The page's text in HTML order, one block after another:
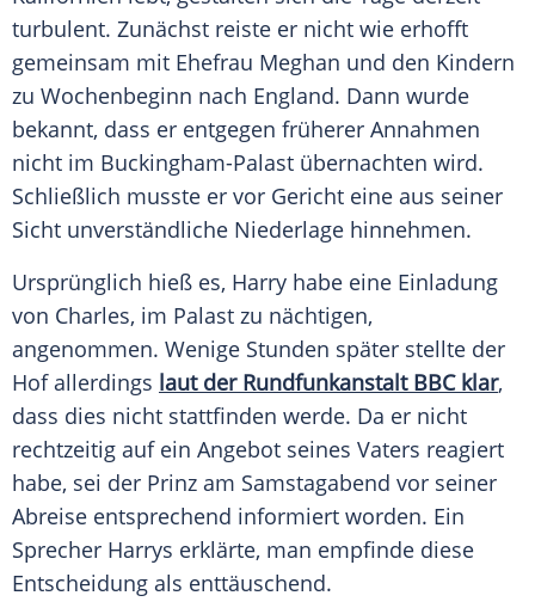
turbulent. Zunächst reiste er nicht wie erhofft
gemeinsam mit Ehefrau Meghan und den Kindern
zu Wochenbeginn nach England. Dann wurde
bekannt, dass er entgegen früherer Annahmen
nicht im Buckingham-Palast übernachten wird.
Schließlich musste er vor Gericht eine aus seiner
Sicht unverständliche Niederlage hinnehmen.
Ursprünglich hieß es, Harry habe eine Einladung
von Charles, im Palast zu nächtigen,
angenommen. Wenige Stunden später stellte der
Hof allerdings laut der Rundfunkanstalt BBC klar,
dass dies nicht stattfinden werde. Da er nicht
rechtzeitig auf ein Angebot seines Vaters reagiert
habe, sei der Prinz am Samstagabend vor seiner
Abreise entsprechend informiert worden. Ein
Sprecher Harrys erklärte, man empfinde diese
Entscheidung als enttäuschend.